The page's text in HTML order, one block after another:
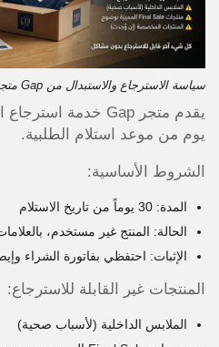
سياسة الاسترجاع والاستبدال من Gap متجر
يوم من موعد استلام الطلبية.
الشروط الأساسية:
المدة: 30 يوماً من تاريخ الاستلام
الحالة: المنتج غير مستخدم،
الإثبات: احتفظي بفاتورة الشراء
المنتجات غير القابلة للاسترجاع:
الملابس الداخلية (لأسباب صحية)